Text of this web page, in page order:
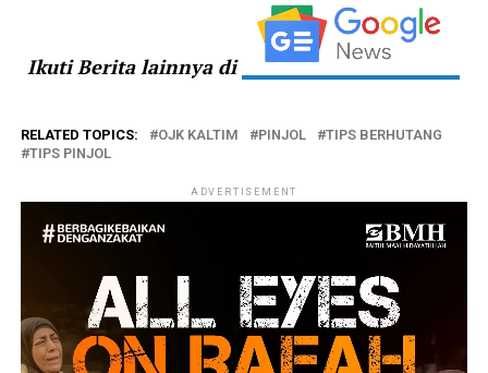
Ikuti Berita lainnya di
RELATED TOPICS: OJK KALTIM PINJOL
TIPS BERHUTANG
TIPS PINJOL
ADVERTISEMENT